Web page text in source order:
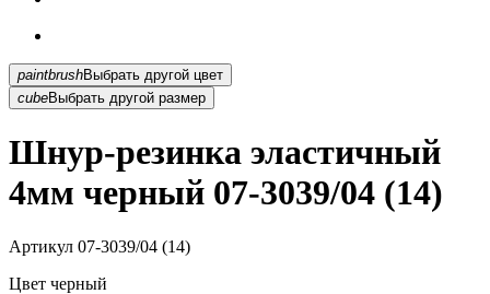
paintbrush
Выбрать другой цвет
cubeВыбрать другой размер
Шнур-резинка эластичный
4мм черный 07-3039/04 (14)
Артикул 07-3039/04 (14)
Цвет черный